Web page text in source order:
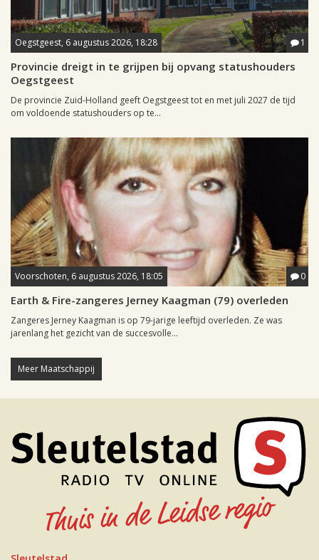
Oegstgeest, 6 augustus 2026, 18:28 1
Provincie dreigt in te grijpen bij opvang statushouders
Oegstgeest
De provincie Zuid-Holland geeft Oegstgeest tot en met juli 2027 de tijd
om voldoende statushouders op te...
Voorschoten, 6 augustus 2026, 18:05 0
Earth & Fire-zangeres Jerney Kaagman (79) overleden
Zangeres Jerney Kaagman is op 79-jarige leeftijd overleden. Ze was
jarenlang het gezicht van de succesvolle...
Meer Maatschappij